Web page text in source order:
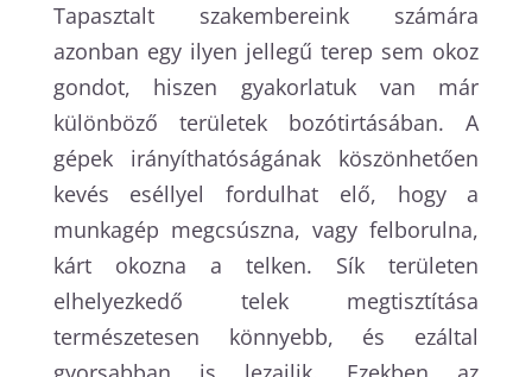
Tapasztalt szakembereink számára
azonban egy ilyen jellegű terep sem okoz
gondot, hiszen gyakorlatuk van már
különböző területek bozótirtásában. A
gépek irányíthatóságának köszönhetően
kevés eséllyel fordulhat elő, hogy a
munkagép megcsúszna, vagy felborulna,
kárt okozna a telken. Sík területen
elhelyezkedő telek megtisztítása
természetesen könnyebb, és ezáltal